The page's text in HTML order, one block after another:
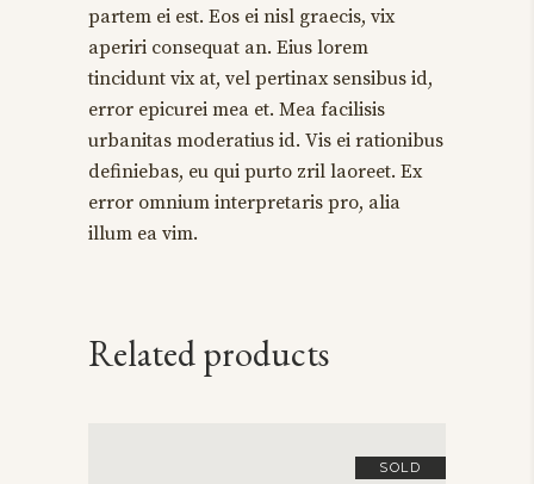
partem ei est. Eos ei nisl graecis, vix
aperiri consequat an. Eius lorem
tincidunt vix at, vel pertinax sensibus id,
error epicurei mea et. Mea facilisis
urbanitas moderatius id. Vis ei rationibus
definiebas, eu qui purto zril laoreet. Ex
error omnium interpretaris pro, alia
illum ea vim.
Related products
SOLD